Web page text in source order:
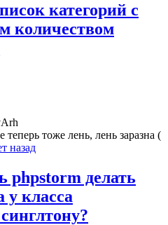
категорий с
количеством
теперь тоже лень, лень заразна (
назад
phpstorm делать
у класса